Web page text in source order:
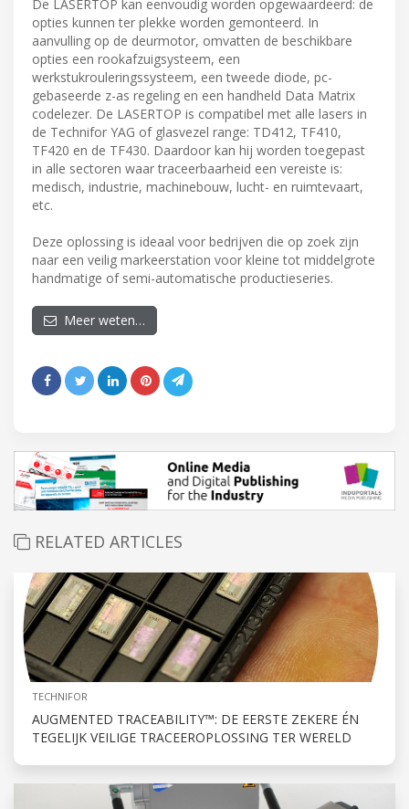
De LASERTOP kan eenvoudig worden opgewaardeerd: de
opties kunnen ter plekke worden gemonteerd. In
aanvulling op de deurmotor, omvatten de beschikbare
opties een rookafzuigsysteem, een
werkstukrouleringssysteem, een tweede diode, pc-
gebaseerde z-as regeling en een handheld Data Matrix
codelezer. De LASERTOP is compatibel met alle lasers in
de Technifor YAG of glasvezel range: TD412, TF410,
TF420 en de TF430. Daardoor kan hij worden toegepast
in alle sectoren waar traceerbaarheid een vereiste is:
medisch, industrie, machinebouw, lucht- en ruimtevaart,
etc.
Deze oplossing is ideaal voor bedrijven die op zoek zijn
naar een veilig markeerstation voor kleine tot middelgrote
handmatige of semi-automatische productieseries.
Meer weten…
RELATED ARTICLES
TECHNIFOR
AUGMENTED TRACEABILITY™: DE EERSTE ZEKERE ÉN
TEGELIJK VEILIGE TRACEEROPLOSSING TER WERELD